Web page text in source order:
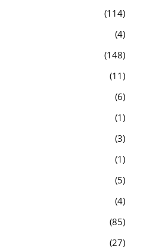
114
4
148
11
6
1
3
1
5
4
85
27